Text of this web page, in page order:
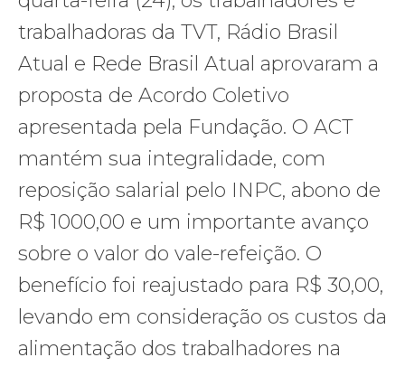
trabalhadoras da TVT, Rádio Brasil
Atual e Rede Brasil Atual aprovaram a
proposta de Acordo Coletivo
apresentada pela Fundação. O ACT
mantém sua integralidade, com
reposição salarial pelo INPC, abono de
R$ 1000,00 e um importante avanço
sobre o valor do vale-refeição. O
benefício foi reajustado para R$ 30,00,
levando em consideração os custos da
alimentação dos trabalhadores na